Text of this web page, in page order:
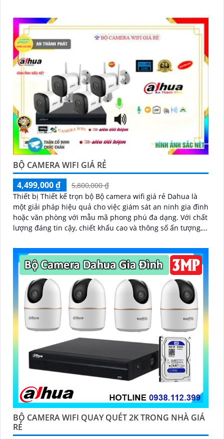
BỘ CAMERA WIFI GIÁ RẺ
4,499,000 ₫
5,800,000 ₫
Thiết bị Thiết kế trọn bộ Bộ camera wifi giá rẻ Dahua là
một giải pháp hiệu quả cho việc giám sát an ninh gia đình
hoặc văn phòng với mẫu mã phong phú đa dạng. Với chất
lượng đáng tin cậy, chiết khấu cao và thông số ấn tượng,
BỘ CAMERA WIFI QUAY QUÉT 2K TRONG NHÀ GIÁ
RẺ